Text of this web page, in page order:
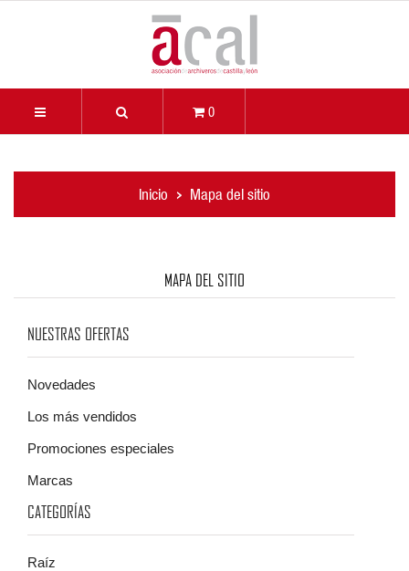
0
Inicio Mapa del sitio
MAPA DEL SITIO
NUESTRAS OFERTAS
Novedades
Los más vendidos
Promociones especiales
Marcas
CATEGORÍAS
Raíz